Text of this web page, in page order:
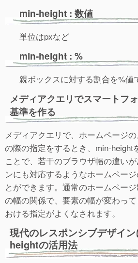
min-height : 数値
単位はpxなど
min-height : %
親ボックスに対する割合を%値
メディアクエリでスマートフ
基準を作る
メディアクエリで、ホームページ
の際の指定をするとき、min-height
ことで、若干のブラウザ幅の違い
ンにも対応するようなホームペー
とができます。通常のホームペー
の幅の関係で、要素の幅が変わっ
おける指定がよくなされます。
現代のレスポンシブデザイ
heightの活用法